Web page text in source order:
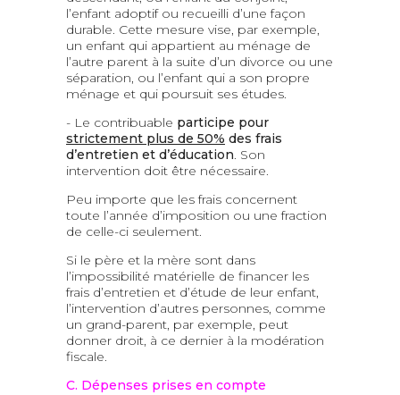
l’enfant adoptif ou recueilli d’une façon
durable. Cette mesure vise, par exemple,
un enfant qui appartient au ménage de
l’autre parent à la suite d’un divorce ou une
séparation, ou l’enfant qui a son propre
ménage et qui poursuit ses études.
- Le contribuable participe pour
strictement plus de 50% des frais
d’entretien et d’éducation. Son
intervention doit être nécessaire.
Peu importe que les frais concernent
toute l’année d’imposition ou une fraction
de celle-ci seulement.
Si le père et la mère sont dans
l’impossibilité matérielle de financer les
frais d’entretien et d’étude de leur enfant,
l’intervention d’autres personnes, comme
un grand-parent, par exemple, peut
donner droit, à ce dernier à la modération
fiscale.
C. Dépenses prises en compte